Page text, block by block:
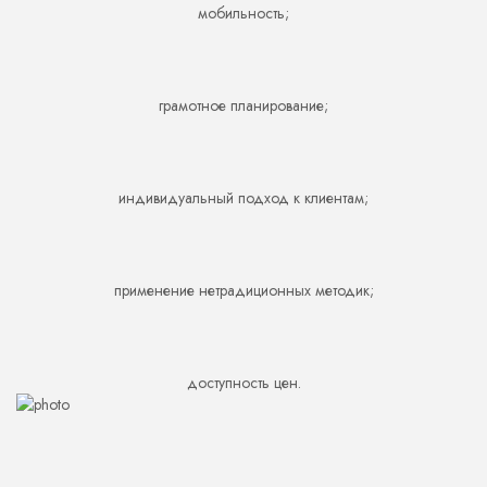
других панелей, вес, теплоизоляционные свойства, цена зависят от
мобильность;
грамотное планирование;
индивидуальный подход к клиентам;
применение нетрадиционных методик;
доступность цен.